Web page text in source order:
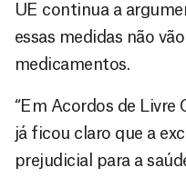
UE continua a
essas medidas não
medicamentos.
“Em Acordos de Livre
já ficou claro que a
prejudicial para a